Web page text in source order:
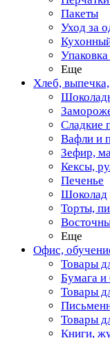
Пакеты
Уход за
Еще
Хлеб,
Сладкие
Вафли и
Зефир,
Кексы,
Печенье
Шоколад
Торты,
Еще
Офис,
Товары
Бумага и
Товары
Товары
Книги,